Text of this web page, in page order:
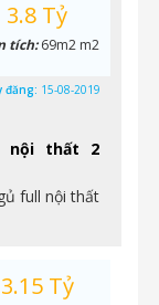
nội thất 2
full nội thất
3.8 Tỷ
tích:69m2 m2
đăng: 15-08-2019
3.15 Tỷ